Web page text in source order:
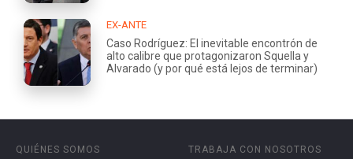
EX-ANTE
Caso Rodríguez: El inevitable encontrón de
alto calibre que protagonizaron Squella y
Alvarado (y por qué está lejos de terminar)
QUIÉNES SOMOS
TRABAJA CON NOSOTROS